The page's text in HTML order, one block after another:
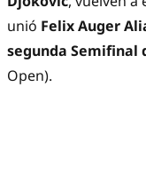
unió Felix Auger
segunda Semifinal
Open).